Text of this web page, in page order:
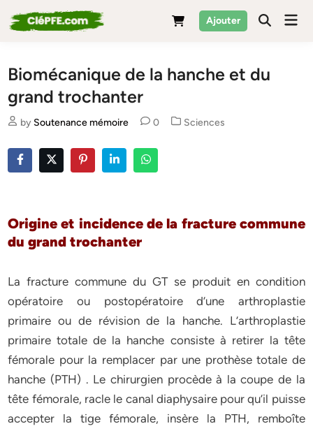
to
Ajouter
Biomécanique de la hanche et du
grand trochanter
by Soutenance mémoire 0
Posted
Sciences
Origine et incidence de la fracture commune
du grand trochanter
La fracture commune du GT se produit en condition
opératoire ou postopératoire d’une arthroplastie
primaire ou de révision de la hanche. L’arthroplastie
primaire totale de la hanche consiste à retirer la tête
fémorale pour la remplacer par une prothèse totale de
hanche (PTH) . Le chirurgien procède à la coupe de la
tête fémorale, racle le canal diaphysaire pour qu’il puisse
accepter la tige fémorale, insère la PTH, remboîte